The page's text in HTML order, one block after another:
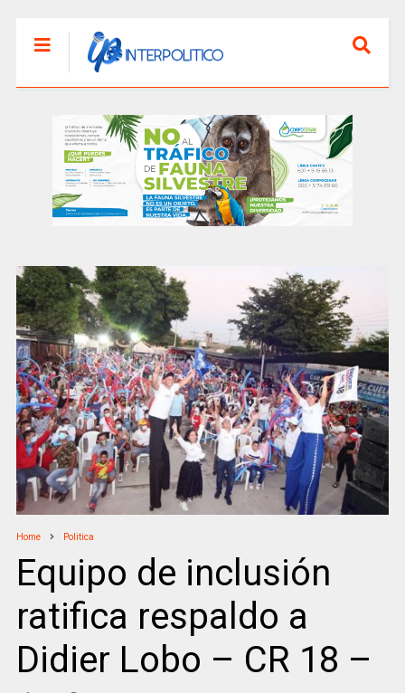
Home Politica
Equipo de inclusión
ratifica respaldo a
Didier Lobo – CR 18 –